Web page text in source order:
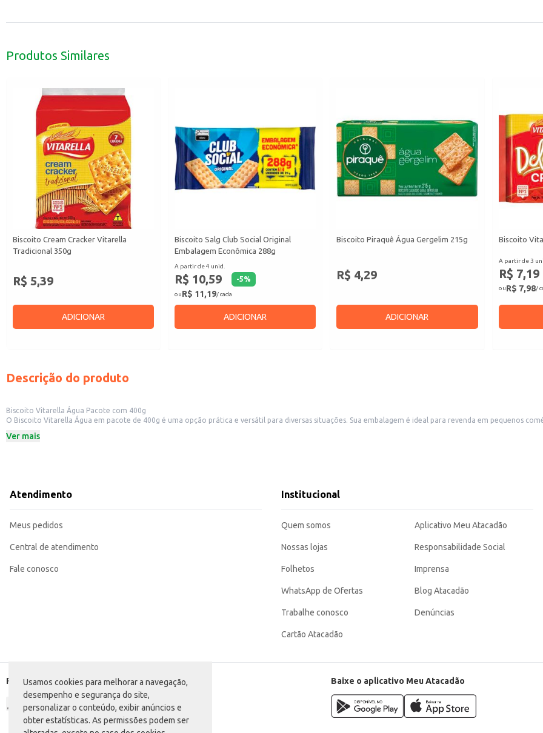
Usamos cookies para melhorar a navegação,
desempenho e segurança do site,
personalizar o conteúdo, exibir anúncios e
obter estatísticas. As permissões podem ser
Produtos Similares
Biscoito Cream Cracker Vitarella
Tradicional 350g
R$ 5,39
ADICIONAR
Biscoito Salg Club Social Original
Embalagem Econômica 288g
A partir de 4 unid.
R$ 10,59 -5%
ouR$ 11,19/ cada
ADICIONAR
Biscoito Piraquê Água Gergelim 215g
R$ 4,29
ADICIONAR
Biscoito
A partir de 3
R$ 7,19
ouR$ 7,98/
Descrição do produto
Biscoito Vitarella Água Pacote com 400g
O Biscoito Vitarella Água em pacote de 400g é uma opção prática e versátil para diversas situações. Sua embalagem é ideal para revenda em pequenos comércios, como mercearias, padarias e conveniências, atendendo a demanda por
Dicas de uso:
Marca: Vitarella
Departamento: Mercearia
Conteúdo: 400g
Ver mais
Atendimento
Meus pedidos
Central de atendimento
Fale conosco
Institucional
Quem somos
Nossas lojas
Folhetos
WhatsApp de Ofertas
Trabalhe conosco
Cartão Atacadão
Aplicativo Meu Atacadão
Responsabilidade Social
Imprensa
Blog Atacadão
Denúncias
Formas de pagamento Baixe o aplicativo Meu Atacadão